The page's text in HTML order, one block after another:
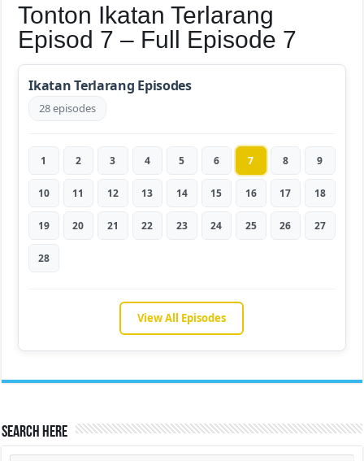
Tonton Ikatan Terlarang
Episod 7 – Full Episode 7
Ikatan Terlarang Episodes
28 episodes
1 2 3 4 5 6 7 8 9
10 11 12 13 14 15 16 17 18
19 20 21 22 23 24 25 26 27
28
View All Episodes
Search Here